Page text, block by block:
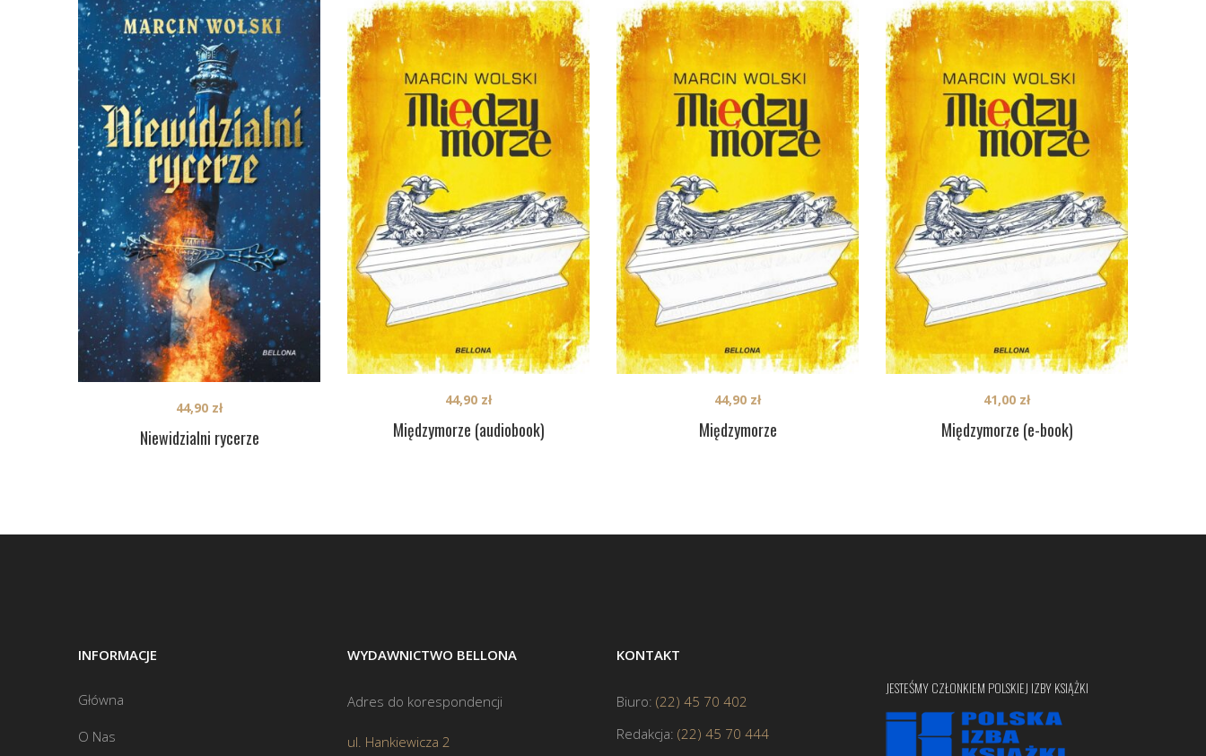
Niewidzialni rycerze
44,90 zł
Międzymorze (audiobook)
44,90 zł
Międzymorze
44,90 zł
Międzymorze (e-book)
41,00 zł
INFORMACJE
Główna
O Nas
WYDAWNICTWO BELLONA
Adres do korespondencji
ul. Hankiewicza 2
KONTAKT
Biuro: (22) 45 70 402
Redakcja: (22) 45 70 444
JESTEŚMY CZŁONKIEM POLSKIEJ IZBY KSIĄŻKI